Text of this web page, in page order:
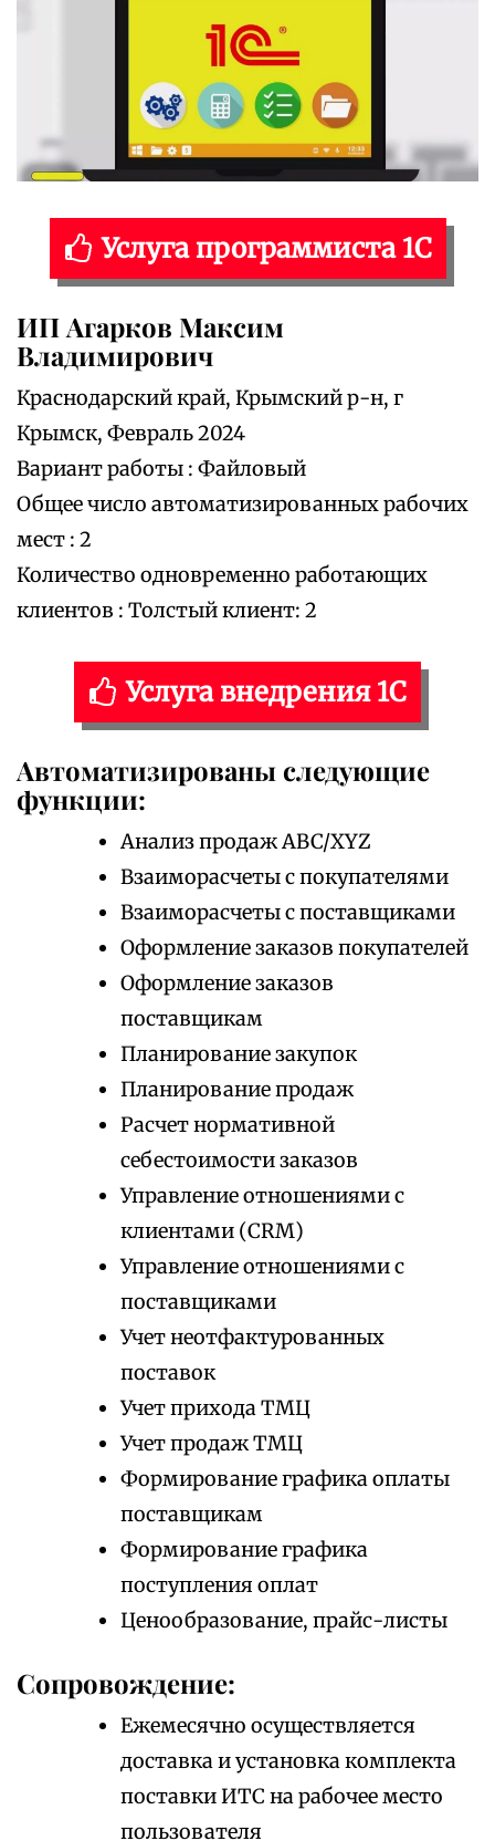
Услуга программиста 1С
ИП Агарков Максим
Владимирович
Краснодарский край, Крымский р-н, г
Крымск, Февраль 2024
Вариант работы : Файловый
Общее число автоматизированных рабочих
мест : 2
Количество одновременно работающих
клиентов : Толстый клиент: 2
Услуга внедрения 1С
Автоматизированы следующие
функции:
Анализ продаж ABC/XYZ
Взаиморасчеты с покупателями
Взаиморасчеты с поставщиками
Оформление заказов покупателей
Оформление заказов
поставщикам
Планирование закупок
Планирование продаж
Расчет нормативной
себестоимости заказов
Управление отношениями с
клиентами (CRM)
Управление отношениями с
поставщиками
Учет неотфактурованных
поставок
Учет прихода ТМЦ
Учет продаж ТМЦ
Формирование графика оплаты
поставщикам
Формирование графика
поступления оплат
Ценообразование, прайс-листы
Сопровождение:
Ежемесячно осуществляется
доставка и установка комплекта
поставки ИТС на рабочее место
пользователя